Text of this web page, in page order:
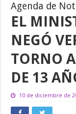
Agenda de
EL
NEGÓ
TORNO
DE 13
10 de diciembre de